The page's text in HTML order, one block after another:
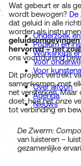
Onderzoek
Podium en
Workshops
Voor
Voor
Over aifoon
Agenda
Nieuws
Wat gebeurt er als
wordt bewogen? De
dat geluid in alle
worden als
hervormd – net
ons voortdurend
Dit project vertrekt
samenkomen, met
net versterken.
doet: hoe het onze
tot verbinding en
De Zwerm:
van luisteren –
gezamenlijke